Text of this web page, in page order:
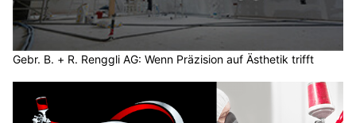
Gebr. B. + R. Renggli AG: Wenn Präzision auf Ästhetik trifft